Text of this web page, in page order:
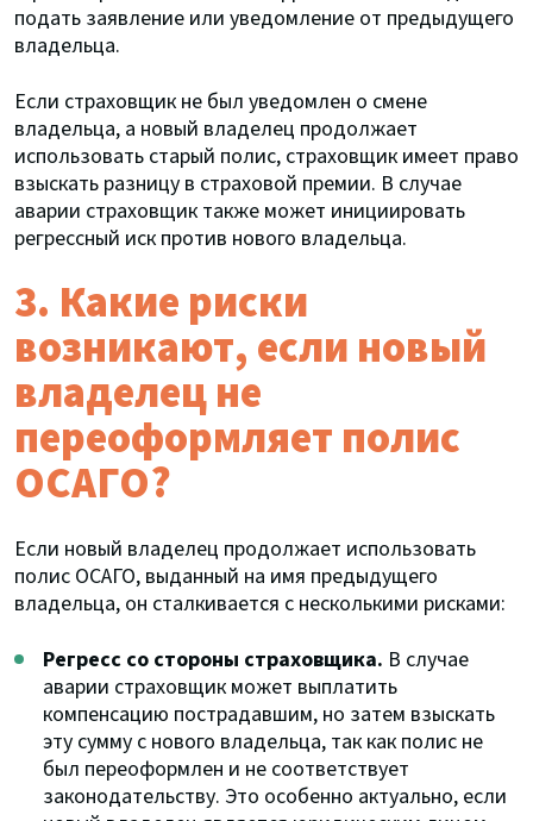
подать заявление или уведомление от предыдущего
владельца.
Если страховщик не был уведомлен о смене
владельца, а новый владелец продолжает
использовать старый полис, страховщик имеет право
взыскать разницу в страховой премии. В случае
аварии страховщик также может инициировать
регрессный иск против нового владельца.
3. Какие риски
возникают, если новый
владелец не
переоформляет полис
ОСАГО?
Если новый владелец продолжает использовать
полис ОСАГО, выданный на имя предыдущего
владельца, он сталкивается с несколькими рисками:
Регресс со стороны страховщика. В случае
аварии страховщик может выплатить
компенсацию пострадавшим, но затем взыскать
эту сумму с нового владельца, так как полис не
был переоформлен и не соответствует
законодательству. Это особенно актуально, если